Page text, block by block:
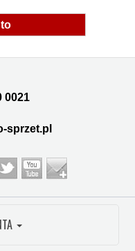
0021
sprzet.pl